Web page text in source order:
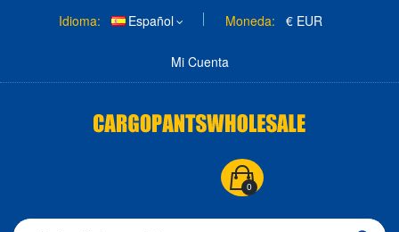
Idioma: Español Moneda: € EUR
Mi Cuenta
0